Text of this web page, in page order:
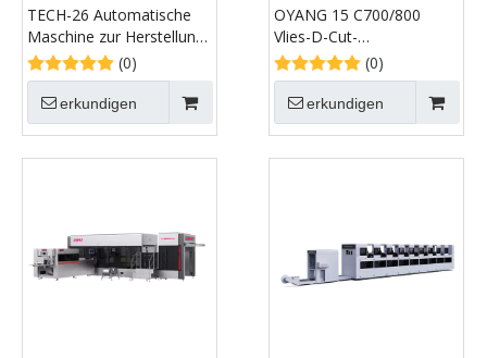
TECH-26 Automatische
Maschine zur Herstellung
von Vlies-Boxbeuteln mit
Griff online
(0)
erkundigen
OYANG 15 C700/800
Vlies-D-Cut-
Beutelherstellungsmaschine
(0)
erkundigen